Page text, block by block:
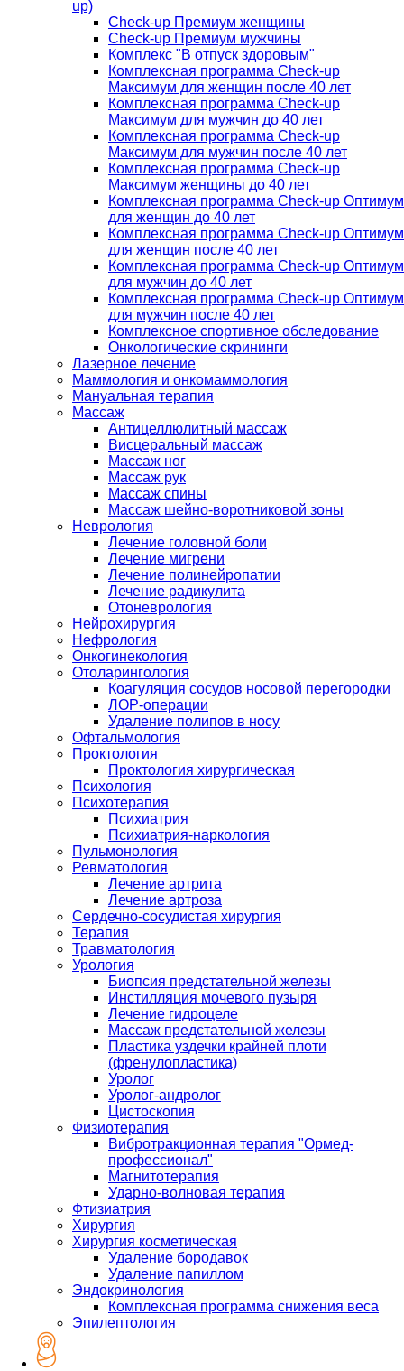
up)
Check-up Премиум женщины
Check-up Премиум мужчины
Комплекс "В отпуск здоровым"
Комплексная программа Check-up
Максимум для женщин после 40 лет
Комплексная программа Check-up
Максимум для мужчин до 40 лет
Комплексная программа Check-up
Максимум для мужчин после 40 лет
Комплексная программа Check-up
Максимум женщины до 40 лет
Комплексная программа Check-up Оптимум
для женщин до 40 лет
Комплексная программа Check-up Оптимум
для женщин после 40 лет
Комплексная программа Check-up Оптимум
для мужчин до 40 лет
Комплексная программа Check-up Оптимум
для мужчин после 40 лет
Комплексное спортивное обследование
Онкологические скрининги
Лазерное лечение
Маммология и онкомаммология
Мануальная терапия
Массаж
Антицеллюлитный массаж
Висцеральный массаж
Массаж ног
Массаж рук
Массаж спины
Массаж шейно-воротниковой зоны
Неврология
Лечение головной боли
Лечение мигрени
Лечение полинейропатии
Лечение радикулита
Отоневрология
Нейрохирургия
Нефрология
Онкогинекология
Отоларингология
Коагуляция сосудов носовой перегородки
ЛОР-операции
Удаление полипов в носу
Офтальмология
Проктология
Проктология хирургическая
Психология
Психотерапия
Психиатрия
Психиатрия-наркология
Пульмонология
Ревматология
Лечение артрита
Лечение артроза
Сердечно-сосудистая хирургия
Терапия
Травматология
Урология
Биопсия предстательной железы
Инстилляция мочевого пузыря
Лечение гидроцеле
Массаж предстательной железы
Пластика уздечки крайней плоти
(френулопластика)
Уролог
Уролог-андролог
Цистоскопия
Физиотерапия
Вибротракционная терапия "Ормед-
профессионал"
Магнитотерапия
Ударно-волновая терапия
Фтизиатрия
Хирургия
Хирургия косметическая
Удаление бородавок
Удаление папиллом
Эндокринология
Комплексная программа снижения веса
Эпилептология